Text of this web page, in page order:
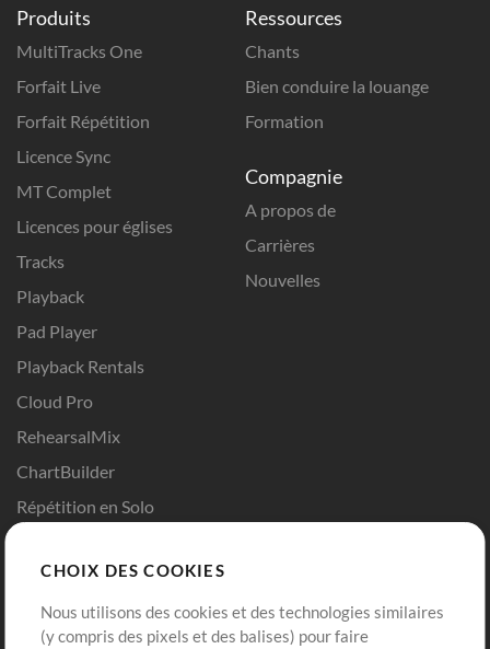
Produits
MultiTracks One
Forfait Live
Forfait Répétition
Licence Sync
MT Complet
Licences pour églises
Tracks
Playback
Pad Player
Playback Rentals
Cloud Pro
RehearsalMix
ChartBuilder
Répétition en Solo
Modèles ProPresenter
Sons
Ressources
Chants
Bien conduire la louange
Formation
Compagnie
A propos de
Carrières
Nouvelles
CHOIX DES COOKIES
Nous utilisons des cookies et des technologies similaires
(y compris des pixels et des balises) pour faire